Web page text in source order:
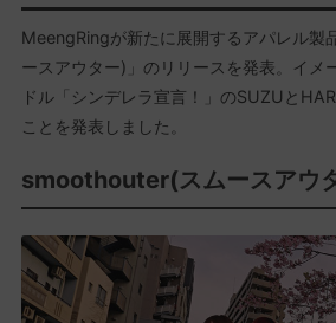
MeengRingが新たに展開するアパレル製
ースアウター)」のリリースを発表。イメ
ドル「シンデレラ宣言！」のSUZUと
ことを発表しました。
smoothouter(スムースアウ